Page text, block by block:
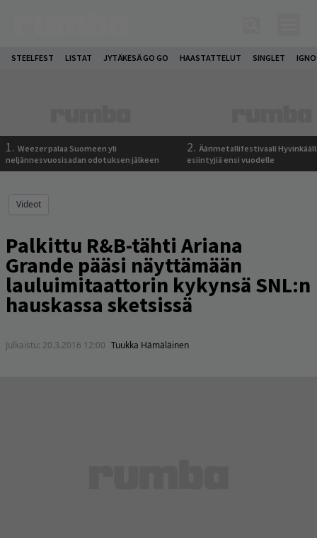
STEELFEST LISTAT JYTÄKESÄ GO GO HAASTATTELUT SINGLET
1. Weezer palaa Suomeen yli
neljännesvuosisadan odotuksen jälkeen
2. Äärimetallifestivaali
esiintyjiä ensi vuodelle
Videot
Palkittu R&B-tähti Ariana
Grande pääsi näyttämään
lauluimitaattorin kykynsä SNL:n
hauskassa sketsissä
Julkaistu: 20.3.2016 12:00 Tuukka Hämäläinen